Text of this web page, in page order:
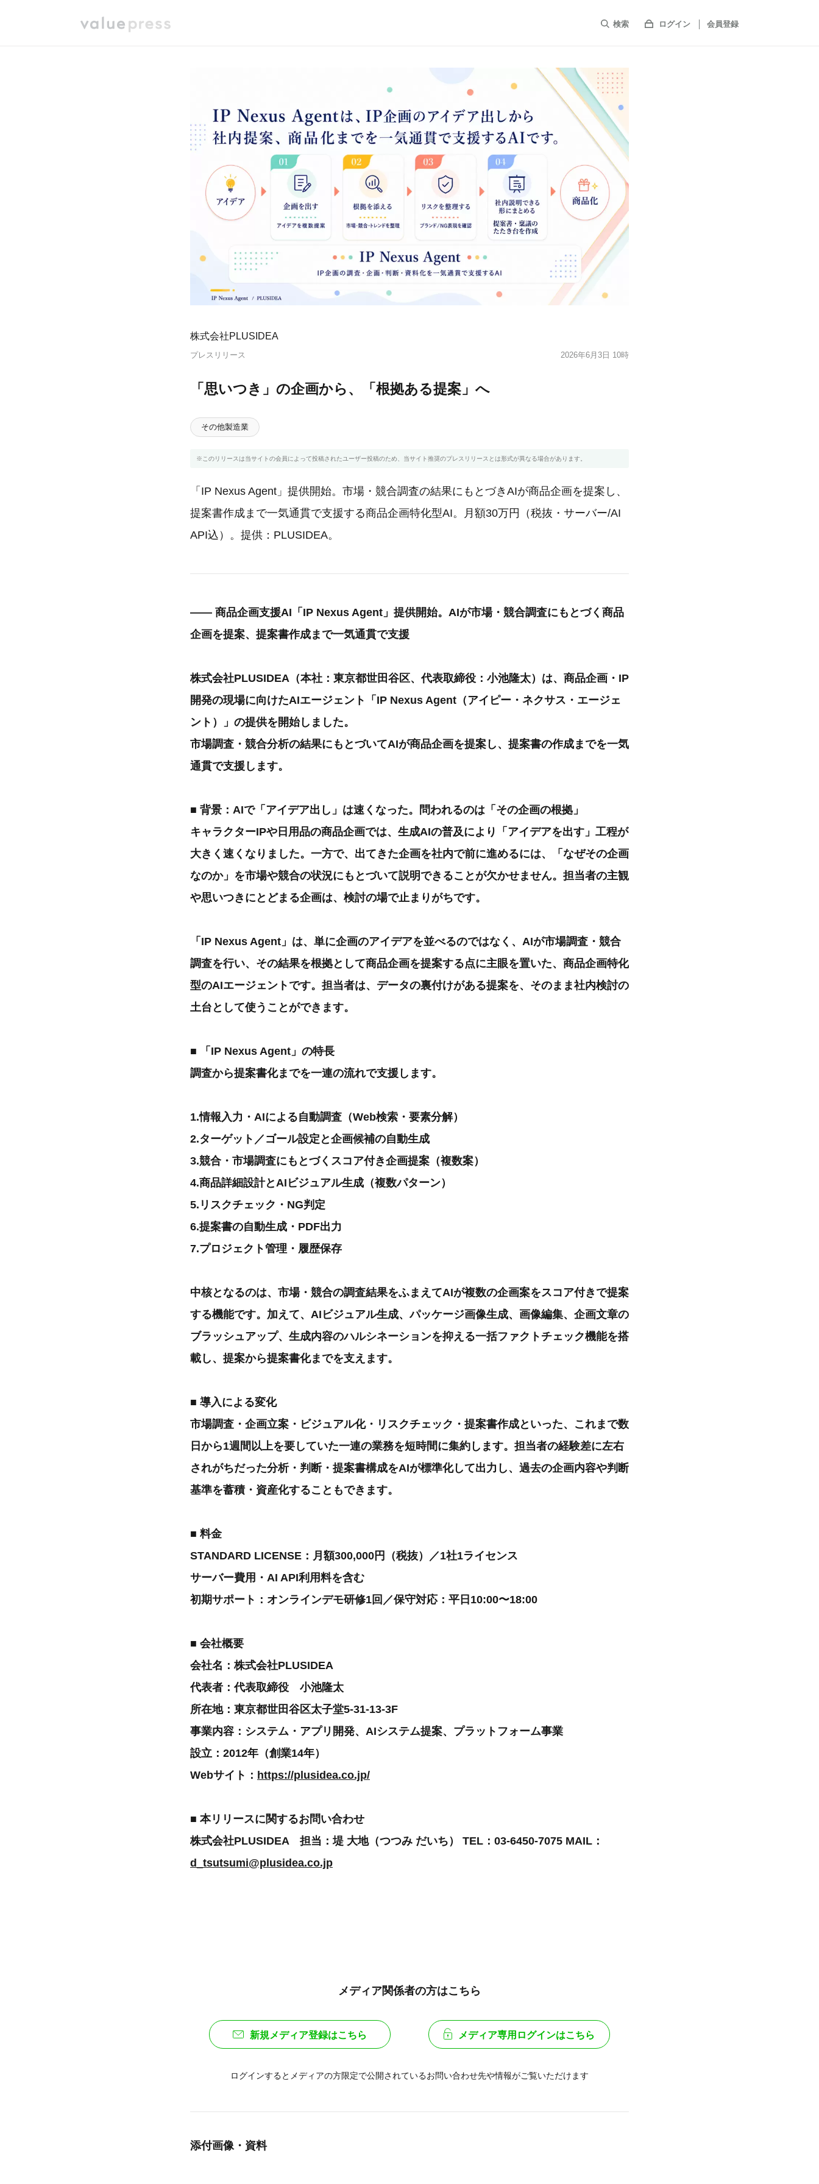
検索 ログイン 会員登録
株式会社PLUSIDEA
プレスリリース 2026年6月3日 10時
「思いつき」の企画から、「根拠ある提案」へ
その他製造業
※このリリースは当サイトの会員によって投稿されたユーザー投稿のため、当サイト推奨のプレスリリースとは形式が異なる場合があります。
「IP Nexus Agent」提供開始。市場・競合調査の結果にもとづきAIが商品企画を提案し、
提案書作成まで一気通貫で支援する商品企画特化型AI。月額30万円（税抜・サーバー/AI
API込）。提供：PLUSIDEA。
―― 商品企画支援AI「IP Nexus Agent」提供開始。AIが市場・競合調査にもとづく商品
企画を提案、提案書作成まで一気通貫で支援
株式会社PLUSIDEA（本社：東京都世田谷区、代表取締役：小池隆太）は、商品企画・IP
開発の現場に向けたAIエージェント「IP Nexus Agent（アイピー・ネクサス・エージェ
ント）」の提供を開始しました。
市場調査・競合分析の結果にもとづいてAIが商品企画を提案し、提案書の作成までを一気
通貫で支援します。
■ 背景：AIで「アイデア出し」は速くなった。問われるのは「その企画の根拠」
キャラクターIPや日用品の商品企画では、生成AIの普及により「アイデアを出す」工程が
大きく速くなりました。一方で、出てきた企画を社内で前に進めるには、「なぜその企画
なのか」を市場や競合の状況にもとづいて説明できることが欠かせません。担当者の主観
や思いつきにとどまる企画は、検討の場で止まりがちです。
「IP Nexus Agent」は、単に企画のアイデアを並べるのではなく、AIが市場調査・競合
調査を行い、その結果を根拠として商品企画を提案する点に主眼を置いた、商品企画特化
型のAIエージェントです。担当者は、データの裏付けがある提案を、そのまま社内検討の
土台として使うことができます。
■ 「IP Nexus Agent」の特長
調査から提案書化までを一連の流れで支援します。
1.情報入力・AIによる自動調査（Web検索・要素分解）
2.ターゲット／ゴール設定と企画候補の自動生成
3.競合・市場調査にもとづくスコア付き企画提案（複数案）
4.商品詳細設計とAIビジュアル生成（複数パターン）
5.リスクチェック・NG判定
6.提案書の自動生成・PDF出力
7.プロジェクト管理・履歴保存
中核となるのは、市場・競合の調査結果をふまえてAIが複数の企画案をスコア付きで提案
する機能です。加えて、AIビジュアル生成、パッケージ画像生成、画像編集、企画文章の
ブラッシュアップ、生成内容のハルシネーションを抑える一括ファクトチェック機能を搭
載し、提案から提案書化までを支えます。
■ 導入による変化
市場調査・企画立案・ビジュアル化・リスクチェック・提案書作成といった、これまで数
日から1週間以上を要していた一連の業務を短時間に集約します。担当者の経験差に左右
されがちだった分析・判断・提案書構成をAIが標準化して出力し、過去の企画内容や判断
基準を蓄積・資産化することもできます。
■ 料金
STANDARD LICENSE：月額300,000円（税抜）／1社1ライセンス
サーバー費用・AI API利用料を含む
初期サポート：オンラインデモ研修1回／保守対応：平日10:00〜18:00
■ 会社概要
会社名：株式会社PLUSIDEA
代表者：代表取締役 小池隆太
所在地：東京都世田谷区太子堂5-31-13-3F
事業内容：システム・アプリ開発、AIシステム提案、プラットフォーム事業
設立：2012年（創業14年）
Webサイト： https://plusidea.co.jp/
■ 本リリースに関するお問い合わせ
株式会社PLUSIDEA 担当：堤 大地（つつみ だいち） TEL：03-6450-7075 MAIL：
d_tsutsumi@plusidea.co.jp
メディア関係者の方はこちら
新規メディア登録はこちら メディア専用ログインはこちら
ログインするとメディアの方限定で公開されているお問い合わせ先や情報がご覧いただけます
添付画像・資料